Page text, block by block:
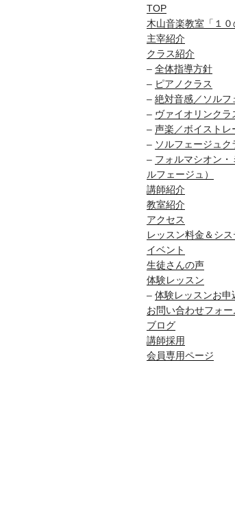
TOP
木山音楽教室「１０
主宰紹介
クラス紹介
– 全体指導方針
– ピアノクラス
– 絶対音感／ソルフ
– ヴァイオリンクラ
– 声楽／ボイストレ
– ソルフェージュク
– フォルマシオン・
ルフェージュ）
講師紹介
教室紹介
アクセス
レッスン料金＆シス
イベント
生徒さんの声
体験レッスン
– 体験レッスンお申
お問い合わせフォー
ブログ
講師採用
会員専用ページ